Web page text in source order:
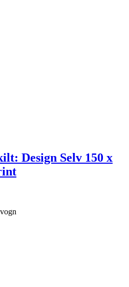
Design Selv 150 x